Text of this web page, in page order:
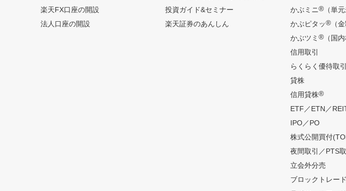
楽天FX口座の開設
法人口座の開設
投資ガイド&セミナー
楽天証券のあんしん
かぶミニ®（単元
かぶピタッ®（金
かぶツミ ®（国内
信用取引
らくらく優待取引
貸株
信用貸株®
ETF／ETN／
IPO／PO
株式公開買付
夜間取引／PTS
立会外分売
ブロックトレード